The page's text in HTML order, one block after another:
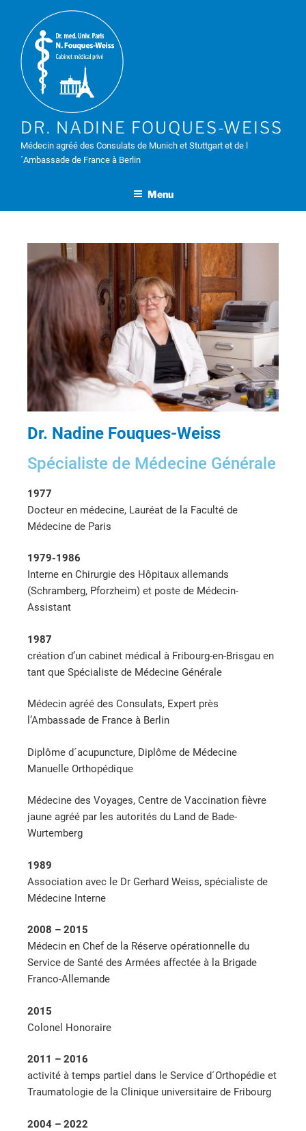
DR. NADINE FOUQUES-WEISS
Médecin agréé des Consulats de Munich et Stuttgart et de l
´Ambassade de France à Berlin
Menu
Dr. Nadine Fouques-Weiss
Spécialiste de Médecine Générale​
1977
Docteur en médecine, Lauréat de la Faculté de
Médecine de Paris
1979-1986
Interne en Chirurgie des Hôpitaux allemands
(Schramberg, Pforzheim) et poste de Médecin-
Assistant
1987
création d’un cabinet médical à Fribourg-en-Brisgau en
tant que Spécialiste de Médecine Générale
Médecin agréé des Consulats, Expert près
l’Ambassade de France à Berlin
Diplôme d´acupuncture, Diplôme de Médecine
Manuelle Orthopédique
Médecine des Voyages, Centre de Vaccination fièvre
jaune agréé par les autorités du Land de Bade-
Wurtemberg
1989
Association avec le Dr Gerhard Weiss, spécialiste de
Médecine Interne
2008 – 2015
Médecin en Chef de la Réserve opérationnelle du
Service de Santé des Armées affectée à la Brigade
Franco-Allemande
2015
Colonel Honoraire
2011 – 2016
activité à temps partiel dans le Service d´Orthopédie et
Traumatologie de la Clinique universitaire de Fribourg
2004 – 2022